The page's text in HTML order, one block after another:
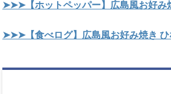
➤➤➤【ホットペッパー】広島風お好み
➤➤➤【食べログ】広島風お好み焼き